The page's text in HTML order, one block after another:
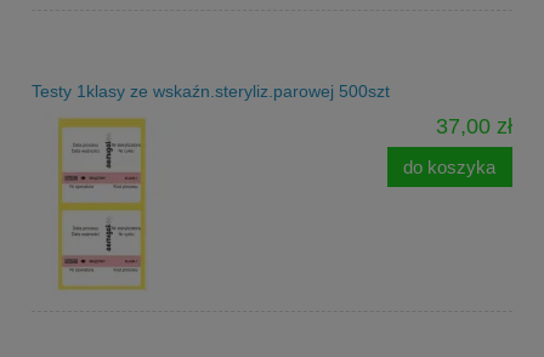
Testy 1klasy ze wskaźn.steryliz.parowej 500szt
37,00 zł
do koszyka